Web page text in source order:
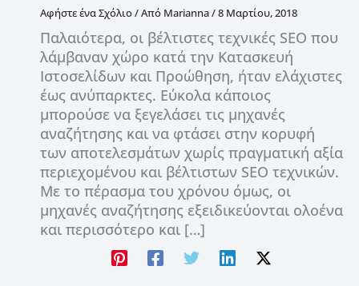
Αφήστε ένα Σχόλιο/ Από Marianna/8 Μαρτίου, 2018
Παλαιότερα, οι βέλτιστες τεχνικές SEO που
λάμβαναν χώρο κατά την Κατασκευή
Ιστοσελίδων και Προώθηση, ήταν ελάχιστες
έως ανύπαρκτες. Εύκολα κάποιος
μπορούσε να ξεγελάσει τις μηχανές
αναζήτησης και να φτάσει στην κορυφή
των αποτελεσμάτων χωρίς πραγματική αξία
περιεχομένου και βέλτιστων SEO τεχνικών.
Με το πέρασμα του χρόνου όμως, οι
μηχανές αναζήτησης εξειδικεύονται ολοένα
και περισσότερο και […]